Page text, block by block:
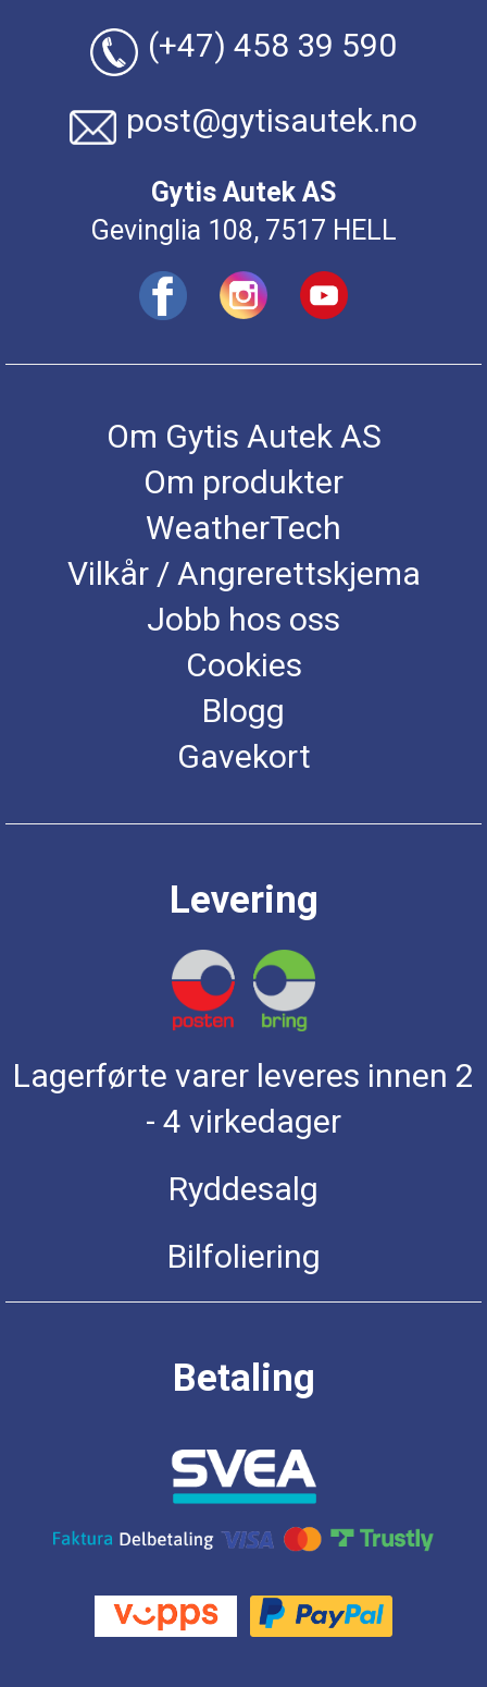
(+47) 458 39 590
post@gytisautek.no
Gytis Autek AS
Gevinglia 108, 7517 HELL
Om Gytis Autek AS
Om produkter
WeatherTech
Vilkår / Angrerettskjema
Jobb hos oss
Cookies
Blogg
Gavekort
Levering
Lagerførte varer leveres innen 2
- 4 virkedager
Ryddesalg
Bilfoliering
Betaling